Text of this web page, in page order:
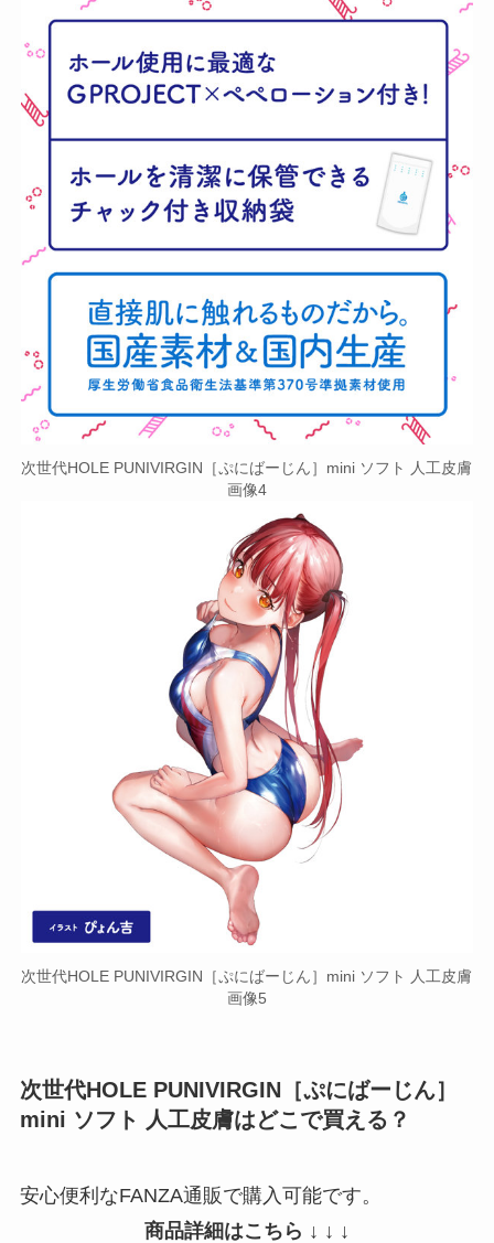
次世代HOLE PUNIVIRGIN［ぷにばーじん］mini ソフト 人工皮膚
画像4
次世代HOLE PUNIVIRGIN［ぷにばーじん］mini ソフト 人工皮膚
画像5
次世代HOLE PUNIVIRGIN［ぷにばーじん］
mini ソフト 人工皮膚はどこで買える？
安心便利なFANZA通販で購入可能です。
商品詳細はこちら ↓ ↓ ↓